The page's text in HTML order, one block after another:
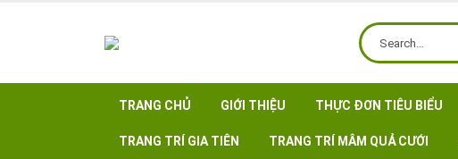
TRANG CHỦ GIỚI THIỆU THỰC ĐƠN TIÊU BIỂU
TRANG TRÍ GIA TIÊN TRANG TRÍ MÂM QUẢ CƯỚI